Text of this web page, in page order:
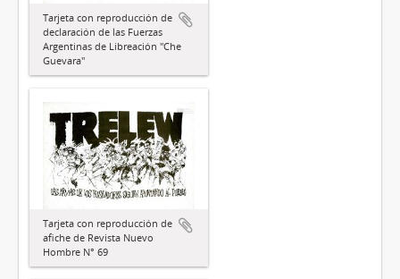
Tarjeta con reproducción de
declaración de las Fuerzas
Argentinas de Libreación "Che
Guevara"
Tarjeta con reproducción de
afiche de Revista Nuevo
Hombre N° 69